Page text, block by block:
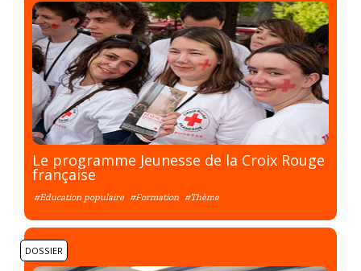
Le programme Jeunesse de la Croix Rouge
française
#Education populaire #Formation #Thème
DOSSIER